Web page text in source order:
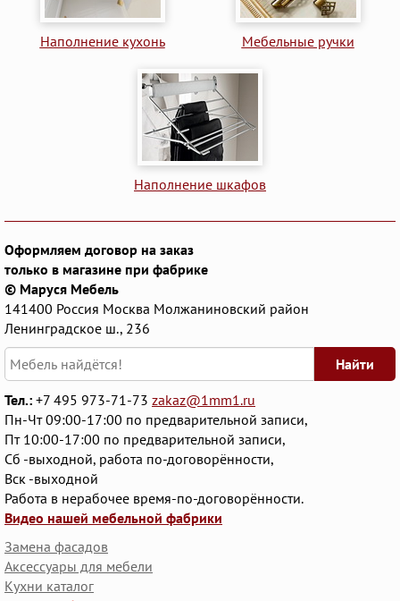
Наполнение кухонь Мебельные ручки
Наполнение шкафов
Оформляем договор на заказ
только в магазине при фабрике
© Маруся Мебель
141400 Россия Москва Молжаниновский район
Ленинградское ш., 236
Найти
Тел.: +7 495 973-71-73 zakaz@1mm1.ru
Пн-Чт 09:00-17:00 по предварительной записи,
Пт 10:00-17:00 по предварительной записи,
Сб -выходной, работа по-договорённости,
Вск -выходной
Работа в нерабочее время-по-договорённости.
Видео нашей мебельной фабрики
Замена фасадов
Аксессуары для мебели
Кухни каталог